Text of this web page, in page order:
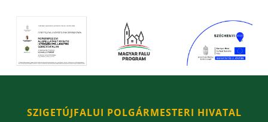
SZIGETÚJFALUI POLGÁRMESTERI HIVATAL